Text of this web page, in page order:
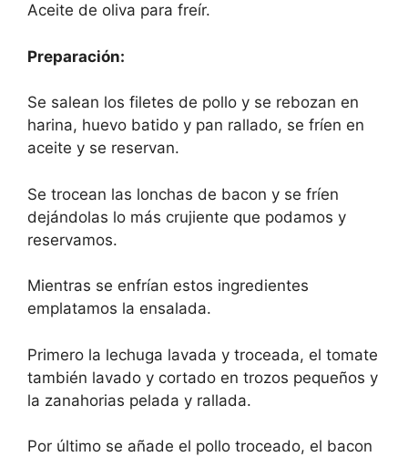
Aceite de oliva para freír.
Preparación:
Se salean los filetes de pollo y se rebozan en
harina, huevo batido y pan rallado, se fríen en
aceite y se reservan.
Se trocean las lonchas de bacon y se fríen
dejándolas lo más crujiente que podamos y
reservamos.
Mientras se enfrían estos ingredientes
emplatamos la ensalada.
Primero la lechuga lavada y troceada, el tomate
también lavado y cortado en trozos pequeños y
la zanahorias pelada y rallada.
Por último se añade el pollo troceado, el bacon